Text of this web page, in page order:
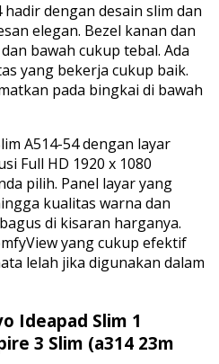
hadir dengan desain slim dan
elegan. Bezel kanan dan
bawah cukup tebal. Ada
yang bekerja cukup baik.
pada bingkai di bawah
A514-54 dengan layar
Full HD 1920 x 1080
pilih. Panel layar yang
kualitas warna dan
di kisaran harganya.
yang cukup efektif
lelah jika digunakan dalam
Ideapad Slim 1
3 Slim (a314 23m